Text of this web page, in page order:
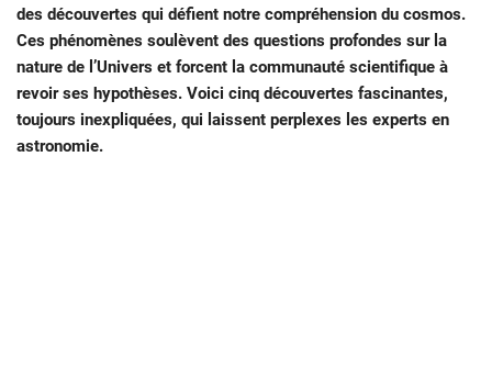
des découvertes qui défient notre compréhension du cosmos.
Ces phénomènes soulèvent des questions profondes sur la
nature de l’Univers et forcent la communauté scientifique à
revoir ses hypothèses. Voici cinq découvertes fascinantes,
toujours inexpliquées, qui laissent perplexes les experts en
astronomie.